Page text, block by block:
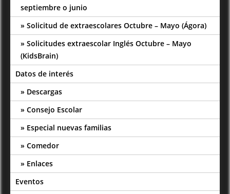
septiembre o junio
Solicitud de extraescolares Octubre – Mayo (Ágora)
Solicitudes extraescolar Inglés Octubre – Mayo
(KidsBrain)
Datos de interés
Descargas
Consejo Escolar
Especial nuevas familias
Comedor
Enlaces
Eventos